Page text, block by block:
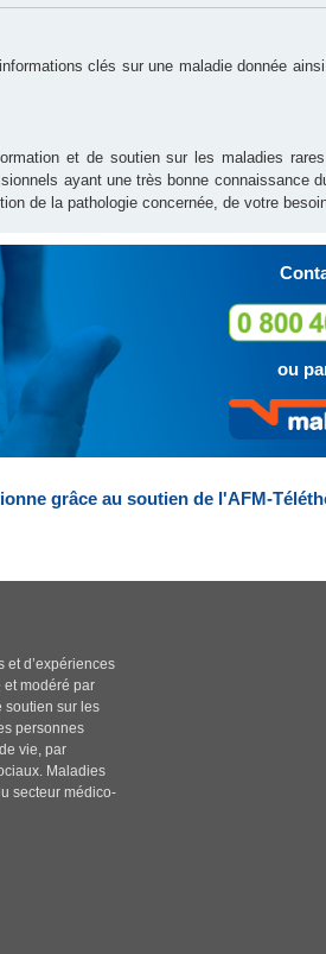
clés sur une maladie donnée
et de soutien sur les maladies
ayant une très bonne connaissance
de la pathologie concernée, de votre
ou
grâce au soutien de l'AFM-
et d’expériences
et modéré par
soutien sur les
personnes
vie, par
Maladies
secteur médico-